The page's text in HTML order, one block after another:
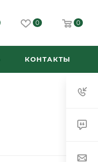
0 0
КОНТАКТЫ